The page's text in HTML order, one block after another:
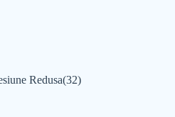
Redusa(32)